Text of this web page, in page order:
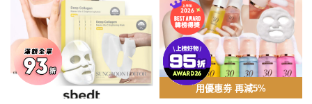
用優惠劵 再減5%